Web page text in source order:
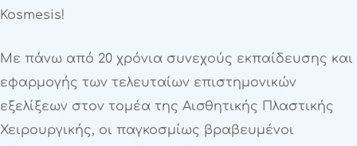
Kosmesis!
Με πάνω από 20 χρόνια συνεχούς εκπαίδευσης και
εφαρμογής των τελευταίων επιστημονικών
εξελίξεων στον τομέα της Αισθητικής Πλαστικής
Χειρουργικής, οι παγκοσμίως βραβευμένοι